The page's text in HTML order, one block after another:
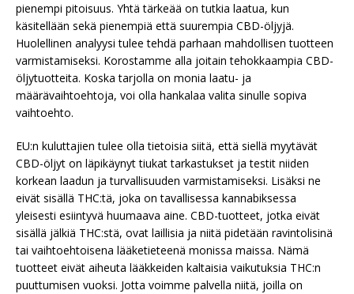
pienempi pitoisuus. Yhtä tärkeää on tutkia laatua, kun
käsitellään sekä pienempiä että suurempia CBD-öljyjä.
Huolellinen analyysi tulee tehdä parhaan mahdollisen tuotteen
varmistamiseksi. Korostamme alla joitain tehokkaampia CBD-
öljytuotteita. Koska tarjolla on monia laatu- ja
määrävaihtoehtoja, voi olla hankalaa valita sinulle sopiva
vaihtoehto.
EU:n kuluttajien tulee olla tietoisia siitä, että siellä myytävät
CBD-öljyt on läpikäynyt tiukat tarkastukset ja testit niiden
korkean laadun ja turvallisuuden varmistamiseksi. Lisäksi ne
eivät sisällä THC:tä, joka on tavallisessa kannabiksessa
yleisesti esiintyvä huumaava aine. CBD-tuotteet, jotka eivät
sisällä jälkiä THC:stä, ovat laillisia ja niitä pidetään ravintolisinä
tai vaihtoehtoisena lääketieteenä monissa maissa. Nämä
tuotteet eivät aiheuta lääkkeiden kaltaisia vaikutuksia THC:n
puuttumisen vuoksi. Jotta voimme palvella niitä, joilla on